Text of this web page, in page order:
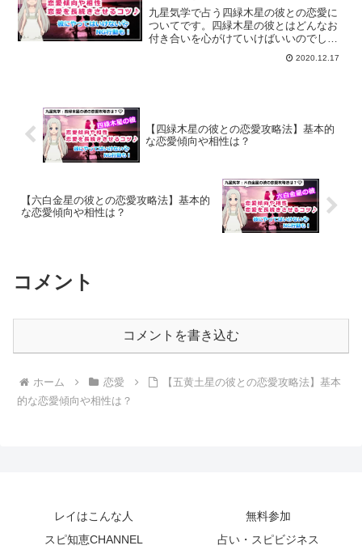
九星気学で占う四緑木星の彼との恋愛に
ついてです。四緑木星の彼とはどんなお
付き合いを心がけていけばいいのでしょ
うか？恋愛傾向、結婚生活や復縁方法、
また一白水星から九紫火星との相性につ
2020.12.17
【四緑木星の彼との恋愛攻略法】基本的
な恋愛傾向や相性は？
【六白金星の彼との恋愛攻略法】基本的
な恋愛傾向や相性は？
コメント
コメントを書き込む
ホーム 恋愛
【五黄土星の彼との恋愛攻略法】基本
的な恋愛傾向や相性は？
レイはこんな人
無料参加
スピ知恵CHANNEL
占い・スピビジネス